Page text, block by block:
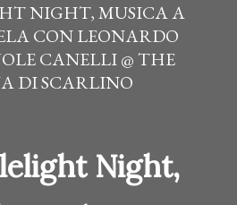
NIGHT, MUSICA A
CON LEONARDO
CANELLI @ THE
DI SCARLINO
Night,